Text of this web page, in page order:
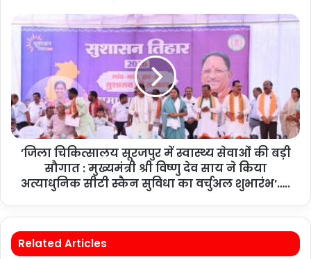
’जिला चिकित्सालय सूरजपुर में स्वास्थ्य सेवाओं की बड़ी
सौगात : मुख्यमंत्री श्री विष्णु देव साय ने किया
अत्याधुनिक सीटी स्कैन सुविधा का वर्चुअल शुभारंभ’…..
Related Articles